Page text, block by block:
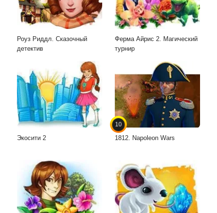
Роуз Риддл. Сказочный
детектив
Ферма Айрис 2. Магический
турнир
Экосити 2
10
1812. Napoleon Wars